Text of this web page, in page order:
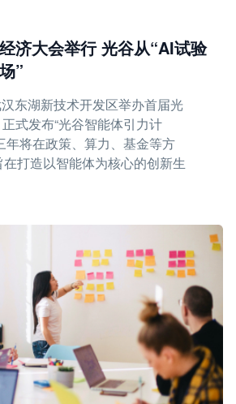
济大会举行 光谷从“AI试验
”
东湖新技术开发区举办首届光
式发布“光谷智能体引力计
年将在政策、算力、基金等方
打造以智能体为核心的创新生